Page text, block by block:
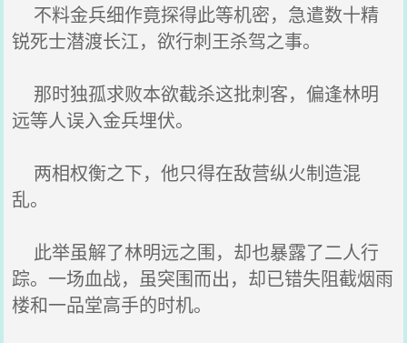
不料金兵细作竟探得此等机密，急遣数十精
锐死士潜渡长江，欲行刺王杀驾之事。
那时独孤求败本欲截杀这批刺客，偏逢林明
远等人误入金兵埋伏。
两相权衡之下，他只得在敌营纵火制造混
乱。
此举虽解了林明远之围，却也暴露了二人行
踪。一场血战，虽突围而出，却已错失阻截烟雨
楼和一品堂高手的时机。